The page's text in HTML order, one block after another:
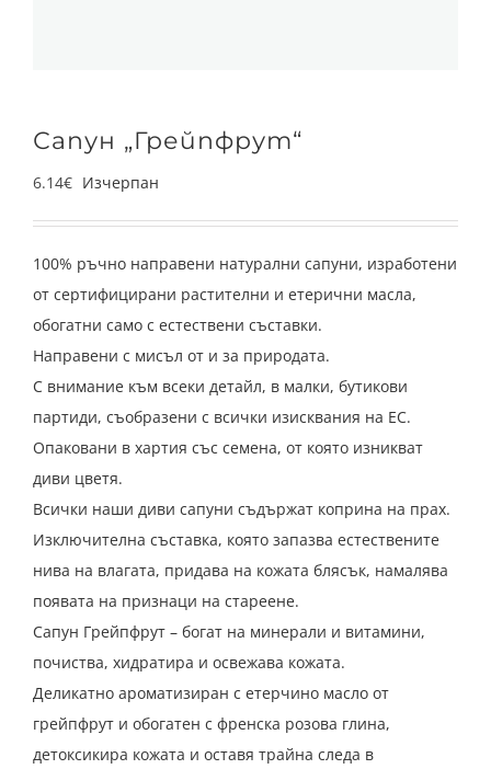
Сапун „Грейпфрут“
6.14€ Изчерпан
100% ръчно направени натурални сапуни, изработени
от сертифицирани растителни и етерични масла,
обогатни само с естествени съставки.
Направени с мисъл от и за природата.
С внимание към всеки детайл, в малки, бутикови
партиди, съобразени с всички изисквания на ЕС.
Опаковани в хартия със семена, от която изникват
диви цветя.
Всички наши диви сапуни съдържат коприна на прах.
Изключителна съставка, която запазва естествените
нива на влагата, придава на кожата блясък, намалява
появата на признаци на стареене.
Сапун Грейпфрут – богат на минерали и витамини,
почиства, хидратира и освежава кожата.
Деликатно ароматизиран с етерчино масло от
грейпфрут и обогатен с френска розова глина,
детоксикира кожата и оставя трайна следа в